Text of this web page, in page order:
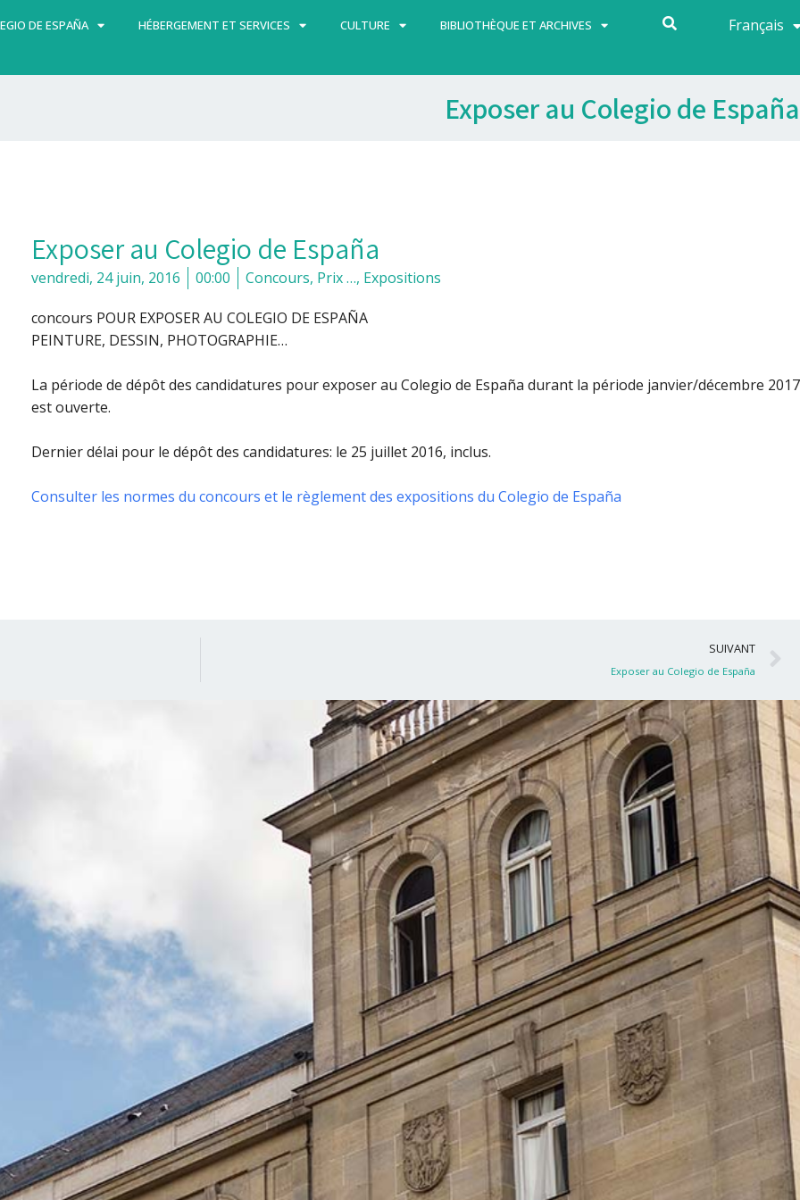
DE ESPAÑA HÉBERGEMENT ET SERVICES CULTURE BIBLIOTHÈQUE ET ARCHIVES Français
Español
Exposer au Colegio de España
Exposer au Colegio de España
vendredi, 24 juin, 2016 00:00 Concours, Prix …, Expositions
concours POUR EXPOSER AU COLEGIO DE ESPAÑA
PEINTURE, DESSIN, PHOTOGRAPHIE…
La période de dépôt des candidatures pour exposer au Colegio de España durant la période janvier/décembre 2017
est ouverte.
Dernier délai pour le dépôt des candidatures: le 25 juillet 2016, inclus.
Consulter les normes du concours et le règlement des expositions du Colegio de España
SUIVANT
Exposer au Colegio de España